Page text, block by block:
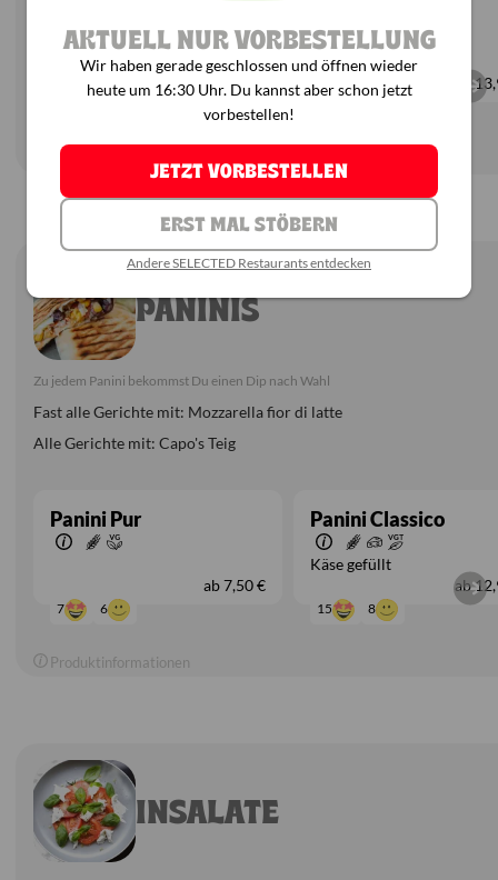
Rigatoni Pelati
ab 13,90 €
Spaghetti Pelati
ab
Produktinformationen
PANINIS
Zu jedem Panini bekommst Du einen Dip nach Wahl
Fast alle Gerichte mit: Mozzarella fior di latte
Alle Gerichte mit: Capo's Teig
Panini Pur
ab7,50 €
7 6
Panini Classico
Käse gefüllt
ab
15 8
Produktinformationen
INSALATE
AKTUELL NUR VORBESTELLUNG
Wir haben gerade geschlossen und öffnen wieder
heute um 16:30 Uhr. Du kannst aber schon jetzt
vorbestellen!
JETZT VORBESTELLEN
ERST MAL STÖBERN
Andere SELECTED Restaurants entdecken